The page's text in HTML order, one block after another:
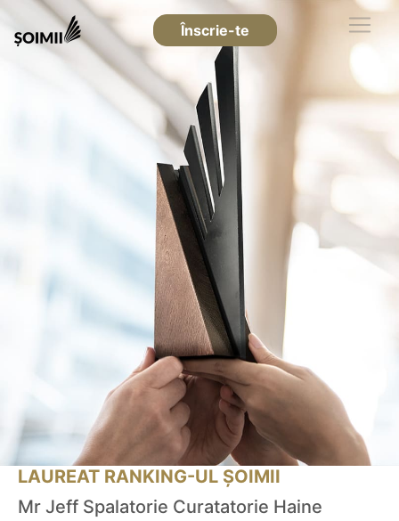
Înscrie-te
LAUREAT RANKING-UL ȘOIMII
Mr Jeff Spalatorie Curatatorie Haine